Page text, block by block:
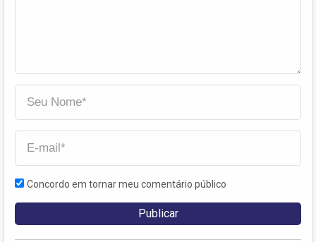
Concordo em tornar meu comentário público